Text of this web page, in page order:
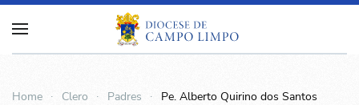
Home Clero Padres Pe. Alberto Quirino dos Santos